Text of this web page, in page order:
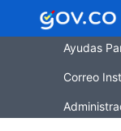
Ayudas
Correo